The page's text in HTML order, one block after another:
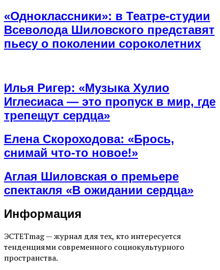
«Одноклассники»: в Театре-студии
Всеволода Шиловского представят
пьесу о поколении сороколетних
Илья Ригер: «Музыка Хулио
Иглесиаса — это пропуск в мир, где
трепещут сердца»
Елена Скороходова: «Брось,
снимай что-то новое!»
Аглая Шиловская о премьере
спектакля «В ожидании сердца»
Информация
ЭСТЕТmag — журнал для тех, кто интересуется
тенденциями современного социокультурного
пространства.